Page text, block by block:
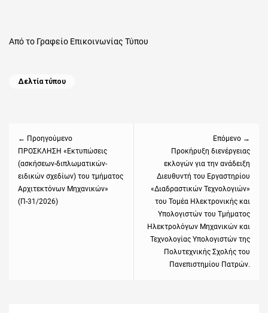
Από το Γραφείο Επικοινωνίας Τύπου
Categories
Δελτία τύπου
← Προηγούμενο
Previous
post:
ΠΡΟΣΚΛΗΣΗ «Εκτυπώσεις
(ασκήσεων-διπλωματικών-
ειδικών σχεδίων) του τμήματος
Αρχιτεκτόνων Μηχανικών»
(Π-31/2026)
Επόμενο →
Προκήρυξη διενέργειας
εκλογών για την ανάδειξη
Διευθυντή του Εργαστηρίου
«Διαδραστικών Τεχνολογιών»
του Τομέα Ηλεκτρονικής και
Υπολογιστών του Τμήματος
Ηλεκτρολόγων Μηχανικών και
Τεχνολογίας Υπολογιστών της
Πολυτεχνικής Σχολής του
Πανεπιστημίου Πατρών.